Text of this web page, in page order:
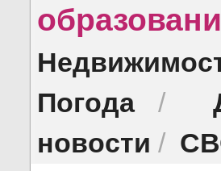
Погода/
новости /